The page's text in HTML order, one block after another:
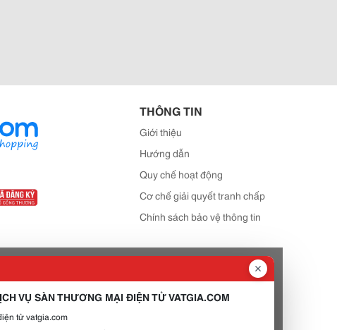
THÔNG TIN
Giới thiệu
Hướng dẫn
Quy chế hoạt động
Cơ chế giải quyết tranh chấp
Chính sách bảo vệ thông tin
VỤ SÀN THƯƠNG MẠI ĐIỆN TỬ VATGIA.COM
tử vatgia.com